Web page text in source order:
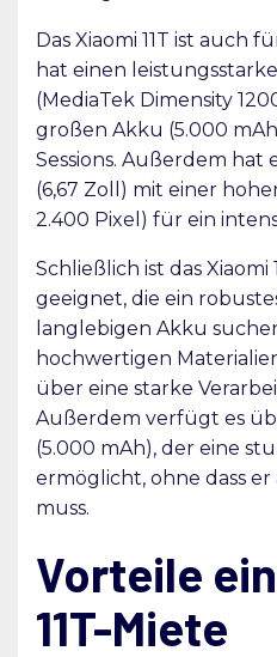
Das Xiaomi 11T ist auch
hat einen
(MediaTek Dimensity
großen Akku (5.000
Sessions. Außerdem hat
(6,67 Zoll) mit einer
2.400 Pixel) für ein
Schließlich ist das
geeignet, die ein
langlebigen Akku
hochwertigen
über eine starke
Außerdem verfügt es
(5.000 mAh), der eine
ermöglicht, ohne dass
muss.
Vorteile
11T-Miete